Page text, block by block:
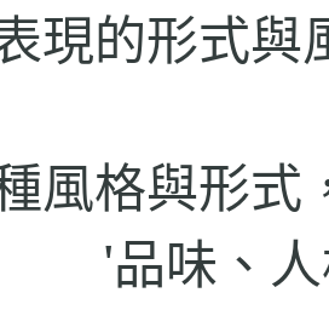
現的形式與
風格與形式
'品味、